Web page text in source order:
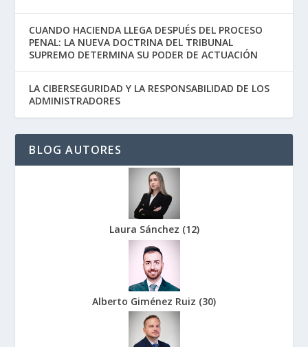
CUANDO HACIENDA LLEGA DESPUÉS DEL PROCESO
PENAL: LA NUEVA DOCTRINA DEL TRIBUNAL
SUPREMO DETERMINA SU PODER DE ACTUACIÓN
LA CIBERSEGURIDAD Y LA RESPONSABILIDAD DE LOS
ADMINISTRADORES
BLOG AUTORES
Laura Sánchez (12)
Alberto Giménez Ruiz (30)